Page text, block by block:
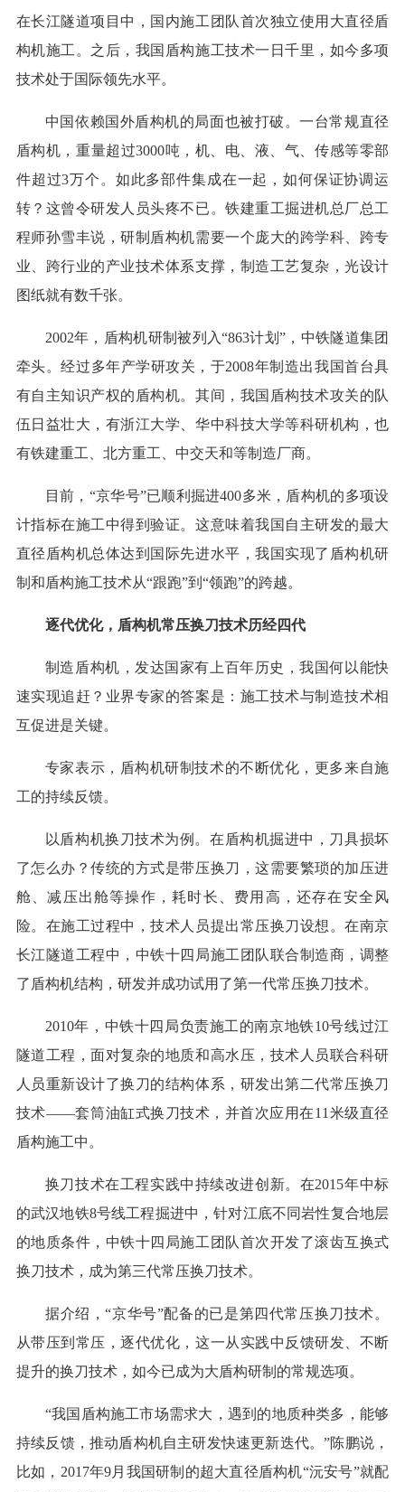
在长江隧道项目中，国内施工团队首次独立使用大直径盾
构机施工。之后，我国盾构施工技术一日千里，如今多项
技术处于国际领先水平。
中国依赖国外盾构机的局面也被打破。一台常规直径
盾构机，重量超过3000吨，机、电、液、气、传感等零部
件超过3万个。如此多部件集成在一起，如何保证协调运
转？这曾令研发人员头疼不已。铁建重工掘进机总厂总工
程师孙雪丰说，研制盾构机需要一个庞大的跨学科、跨专
业、跨行业的产业技术体系支撑，制造工艺复杂，光设计
图纸就有数千张。
2002年，盾构机研制被列入“863计划”，中铁隧道集团
牵头。经过多年产学研攻关，于2008年制造出我国首台具
有自主知识产权的盾构机。其间，我国盾构技术攻关的队
伍日益壮大，有浙江大学、华中科技大学等科研机构，也
有铁建重工、北方重工、中交天和等制造厂商。
目前，“京华号”已顺利掘进400多米，盾构机的多项设
计指标在施工中得到验证。这意味着我国自主研发的最大
直径盾构机总体达到国际先进水平，我国实现了盾构机研
制和盾构施工技术从“跟跑”到“领跑”的跨越。
逐代优化，盾构机常压换刀技术历经四代
制造盾构机，发达国家有上百年历史，我国何以能快
速实现追赶？业界专家的答案是：施工技术与制造技术相
互促进是关键。
专家表示，盾构机研制技术的不断优化，更多来自施
工的持续反馈。
以盾构机换刀技术为例。在盾构机掘进中，刀具损坏
了怎么办？传统的方式是带压换刀，这需要繁琐的加压进
舱、减压出舱等操作，耗时长、费用高，还存在安全风
险。在施工过程中，技术人员提出常压换刀设想。在南京
长江隧道工程中，中铁十四局施工团队联合制造商，调整
了盾构机结构，研发并成功试用了第一代常压换刀技术。
2010年，中铁十四局负责施工的南京地铁10号线过江
隧道工程，面对复杂的地质和高水压，技术人员联合科研
人员重新设计了换刀的结构体系，研发出第二代常压换刀
技术——套筒油缸式换刀技术，并首次应用在11米级直径
盾构施工中。
换刀技术在工程实践中持续改进创新。在2015年中标
的武汉地铁8号线工程掘进中，针对江底不同岩性复合地层
的地质条件，中铁十四局施工团队首次开发了滚齿互换式
换刀技术，成为第三代常压换刀技术。
据介绍，“京华号”配备的已是第四代常压换刀技术。
从带压到常压，逐代优化，这一从实践中反馈研发、不断
提升的换刀技术，如今已成为大盾构研制的常规选项。
“我国盾构施工市场需求大，遇到的地质种类多，能够
持续反馈，推动盾构机自主研发快速更新迭代。”陈鹏说，
比如，2017年9月我国研制的超大直径盾构机“沅安号”就配